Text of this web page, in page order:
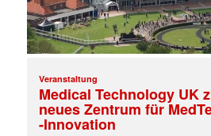
Veranstaltung
Medical Technology UK
neues Zentrum für
-Innovation